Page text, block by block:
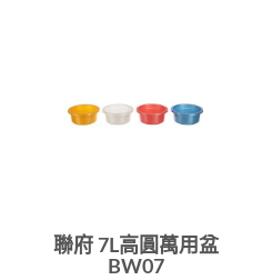
聯府 7L高圓萬用盆
BW07